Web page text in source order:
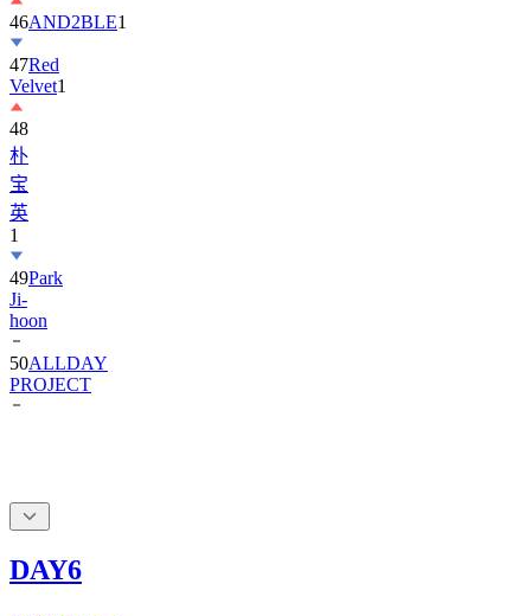
46AND2BLE1
47Red
Velvet1
48
朴
宝
英
1
49Park
Ji-
hoon
50ALLDAY
PROJECT
DAY6